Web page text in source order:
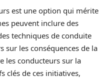
est une option qui mérite
peuvent inclure des
techniques de conduite
sur les conséquences de la
les conducteurs sur la
clés de ces initiatives,